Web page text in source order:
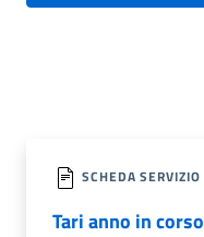
SCHEDA SERVIZIO
Tari anno in corso